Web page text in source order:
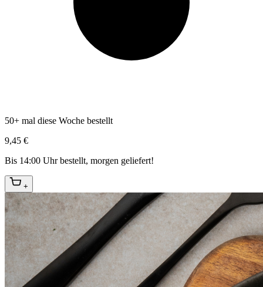
50+ mal diese Woche bestellt
9,45 €
Bis 14:00 Uhr bestellt, morgen geliefert!
+